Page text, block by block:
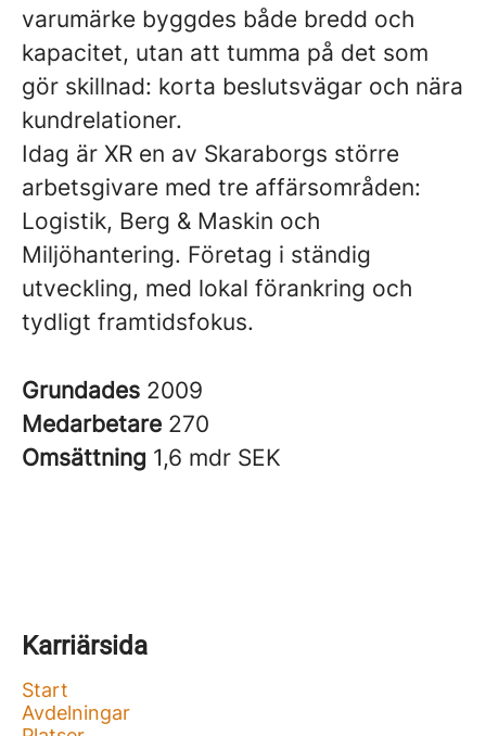
varumärke byggdes både bredd och
kapacitet, utan att tumma på det som
gör skillnad: korta beslutsvägar och nära
kundrelationer.
Idag är XR en av Skaraborgs större
arbetsgivare med tre affärsområden:
Logistik, Berg & Maskin och
Miljöhantering. Företag i ständig
utveckling, med lokal förankring och
tydligt framtidsfokus.
Grundades 2009
Medarbetare 270
Omsättning 1,6 mdr SEK
Karriärsida
Start
Avdelningar